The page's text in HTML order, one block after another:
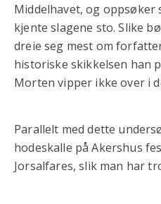
Middelhavet, og oppsøker
kjente slagene sto. Slike
dreie seg mest om
historiske skikkelsen han
Morten vipper ikke over i
Parallelt med dette
hodeskalle på Akershus
Jorsalfares, slik man har